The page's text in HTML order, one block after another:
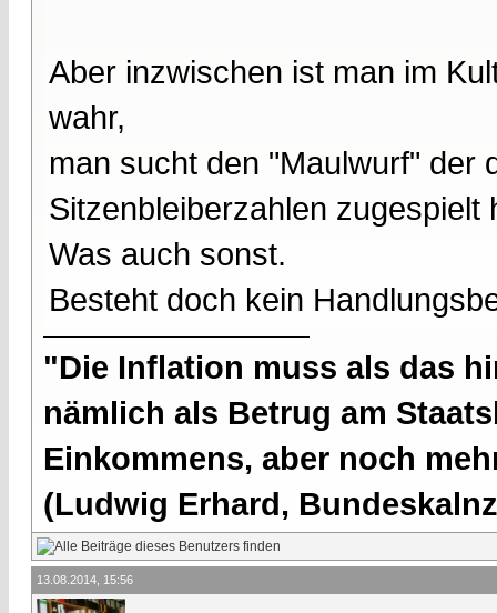
Aber inzwischen ist man im
wahr,
man sucht den "Maulwurf" der
Sitzenbleiberzahlen zugespielt
Was auch sonst.
Besteht doch kein
"Die Inflation muss als das
nämlich als Betrug am
Einkommens, aber noch
(Ludwig Erhard,
13.08.2014, 15:56